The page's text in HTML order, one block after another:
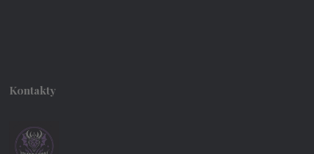
Kontakty